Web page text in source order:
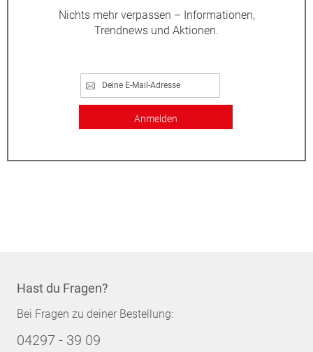
Nichts mehr verpassen – Informationen,
Trendnews und Aktionen.
Anmelden
Hast du Fragen?
Bei Fragen zu deiner Bestellung:
04297 - 39 09